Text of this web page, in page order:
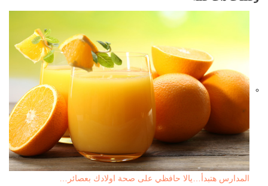
المدارس هتبدأ…يالا حافظي على صحة اولادك بعصائر…